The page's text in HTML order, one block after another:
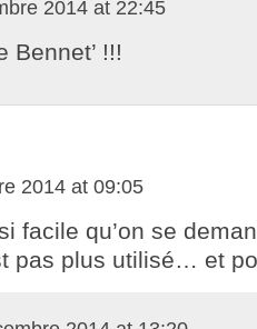
2014 at 22:45
Bennet’ !!!
2014 at 09:05
facile qu’on se
pas plus utilisé… et